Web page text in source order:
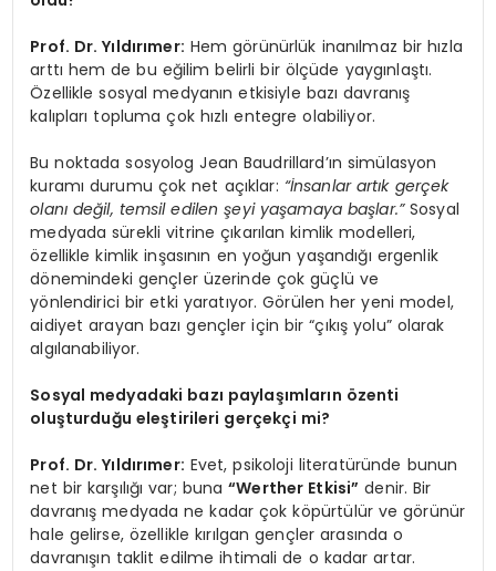
Prof. Dr. Yıldırımer: Hem görünürlük inanılmaz bir hızla
arttı hem de bu eğilim belirli bir ölçüde yaygınlaştı.
Özellikle sosyal medyanın etkisiyle bazı davranış
kalıpları topluma çok hızlı entegre olabiliyor.
Bu noktada sosyolog Jean Baudrillard’ın simülasyon
kuramı durumu çok net açıklar: “İnsanlar artık gerçek
olanı değil, temsil edilen şeyi yaşamaya başlar.”Sosyal
medyada sürekli vitrine çıkarılan kimlik modelleri,
özellikle kimlik inşasının en yoğun yaşandığı ergenlik
dönemindeki gençler üzerinde çok güçlü ve
yönlendirici bir etki yaratıyor. Görülen her yeni model,
aidiyet arayan bazı gençler için bir “çıkış yolu” olarak
algılanabiliyor.
Sosyal medyadaki bazı paylaşımların özenti
oluşturduğu eleştirileri gerçekçi mi?
Prof. Dr. Yıldırımer: Evet, psikoloji literatüründe bunun
net bir karşılığı var; buna“Werther Etkisi” denir. Bir
davranış medyada ne kadar çok köpürtülür ve görünür
hale gelirse, özellikle kırılgan gençler arasında o
davranışın taklit edilme ihtimali de o kadar artar.